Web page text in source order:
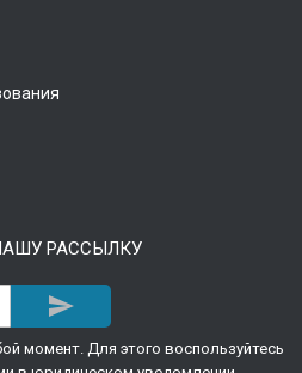
РАССЫЛКУ

момент. Для этого воспользуйтесь